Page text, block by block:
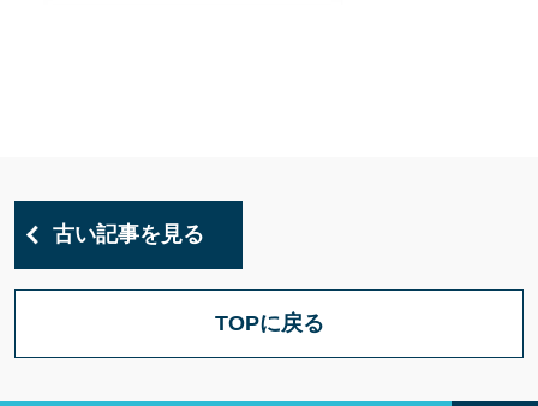
古い記事を見る
TOPに戻る